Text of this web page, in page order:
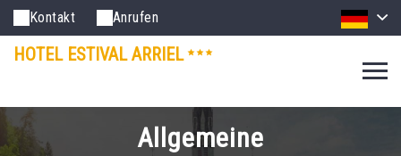
Kontakt Anrufen
HOTEL ESTIVAL ARRIEL
Allgemeine